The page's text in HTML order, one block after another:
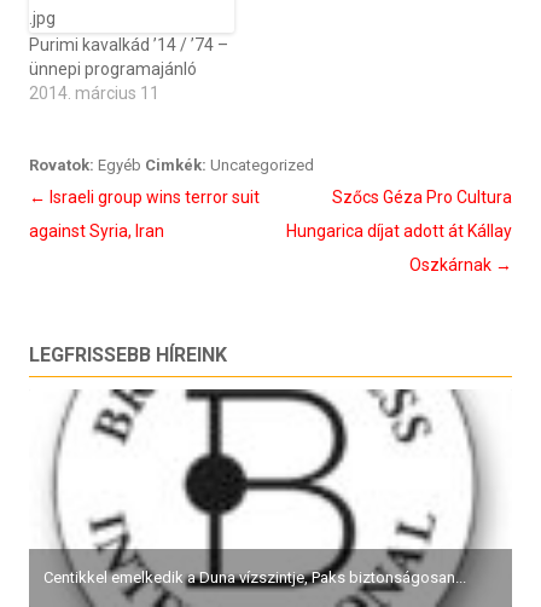
Purimi kavalkád ’14 / ’74 –
ünnepi programajánló
2014. március 11
Rovatok: Egyéb Cimkék: Uncategorized
Bejegyzés
navigáció
← Israeli group wins terror suit
against Syria, Iran
Szőcs Géza Pro Cultura
Hungarica díjat adott át Kállay
Oszkárnak →
LEGFRISSEBB HÍREINK
Centikkel emelkedik a Duna vízszintje, Paks biztonságosan...